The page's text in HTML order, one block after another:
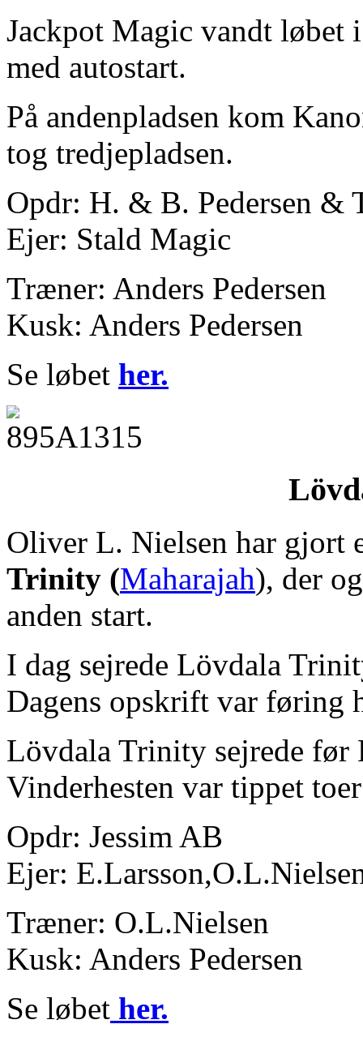
Jackpot Magic vandt løbet
med autostart.
På andenpladsen kom
tog tredjepladsen.
Opdr: H. & B. Pedersen &
Ejer: Stald Magic
Træner: Anders Pedersen
Kusk: Anders Pedersen
Se løbet her.
Oliver L. Nielsen har gjort
Trinity (Maharajah), der
anden start.
I dag sejrede Lövdala
Dagens opskrift var føring
Lövdala Trinity sejrede
Vinderhesten var tippet
Opdr: Jessim AB
Ejer:
Træner: O.L.Nielsen
Kusk: Anders Pedersen
Se løbet her.